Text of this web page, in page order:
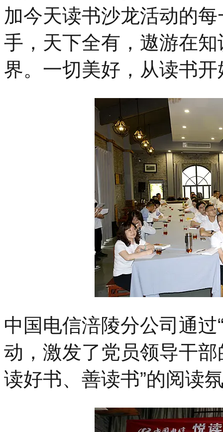
加今天读书沙龙活动的
手，天下全有，遨游在
界。一切美好，从读书开
中国电信涪陵分公司通
动，激发了党员领导干
读好书、善读书”的阅读